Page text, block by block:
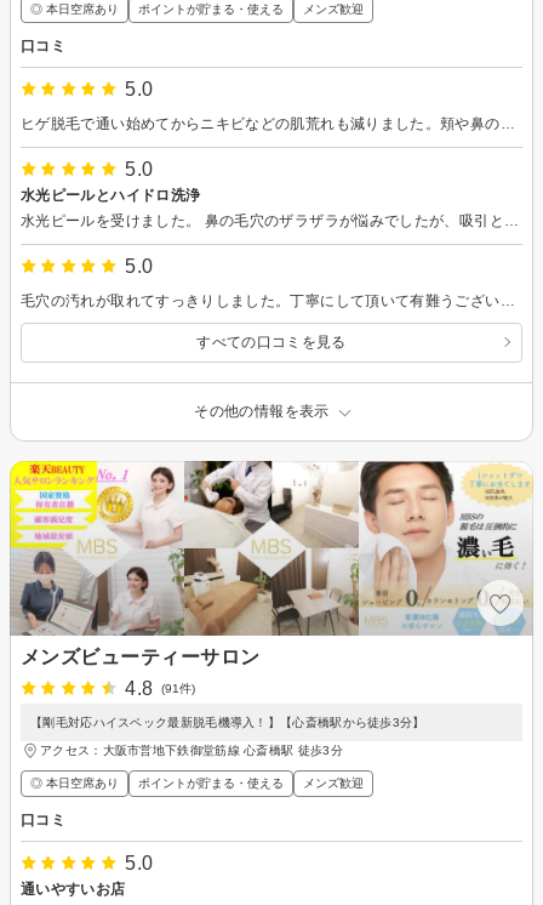
◎ 本日空席あり ポイントが貯まる・使える メンズ歓迎
口コミ
5.0
5.0
水光ピールとハイドロ洗浄
5.0
すべての口コミを見る
その他の情報を表示
メンズビューティーサロン
4.8
(91件)
【剛毛対応ハイスペック最新脱毛機導入！】【心斎橋駅から徒歩3分】
アクセス：大阪市営地下鉄御堂筋線 心斎橋駅 徒歩3分
◎ 本日空席あり ポイントが貯まる・使える メンズ歓迎
口コミ
5.0
通いやすいお店